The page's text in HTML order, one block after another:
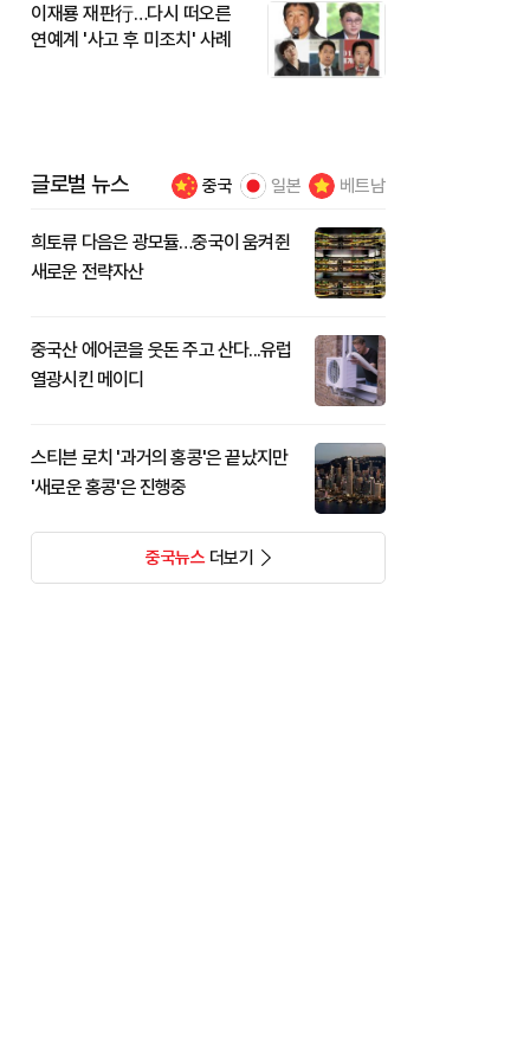
이재룡 재판行…다시 떠오른
연예계 '사고 후 미조치' 사례
글로벌 뉴스 중국 일본 베트남
희토류 다음은 광모듈…중국이 움켜쥔
새로운 전략자산
중국산 에어콘을 웃돈 주고 산다...유럽
열광시킨 메이디
스티븐 로치 '과거의 홍콩'은 끝났지만
'새로운 홍콩'은 진행중
중국뉴스더보기